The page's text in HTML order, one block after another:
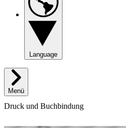
Language
Menü
Druck und Buchbindung